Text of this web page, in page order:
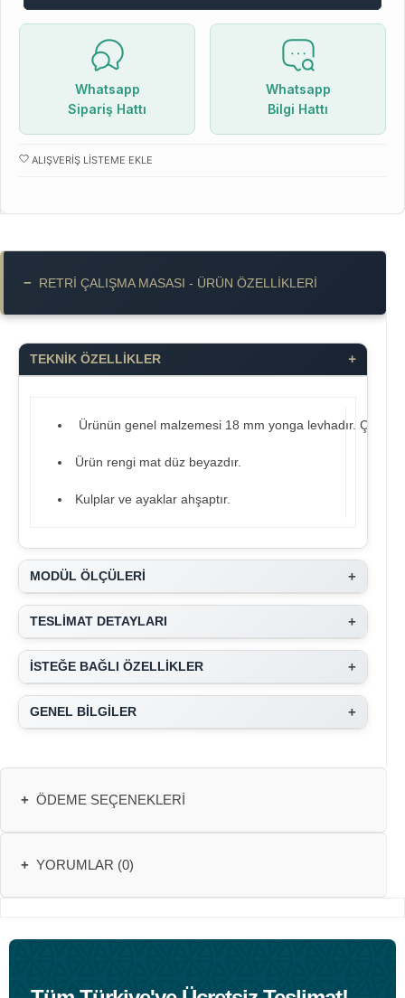
Whatsapp
Sipariş Hattı
Whatsapp
Bilgi Hattı
ALIŞVERIŞ LISTEME EKLE
− RETRI ÇALIŞMA MASASI - ÜRÜN ÖZELLIKLERI
TEKNİK ÖZELLİKLER +
Ürünün genel malzemesi 18 mm yonga levhadır. Çocuk
Ürün rengi mat düz beyazdır.
Kulplar ve ayaklar ahşaptır.
MODÜL ÖLÇÜLERİ +
TESLİMAT DETAYLARI +
İSTEĞE BAĞLI ÖZELLİKLER +
GENEL BİLGİLER +
+ ÖDEME SEÇENEKLERI
+ YORUMLAR (0)